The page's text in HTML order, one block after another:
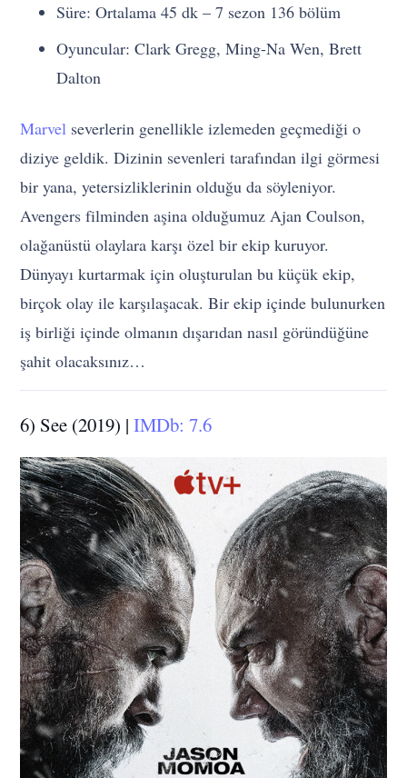
Süre: Ortalama 45 dk – 7 sezon 136 bölüm
Oyuncular: Clark Gregg, Ming-Na Wen, Brett
Dalton
Marvel severlerin genellikle izlemeden geçmediği o
diziye geldik. Dizinin sevenleri tarafından ilgi görmesi
bir yana, yetersizliklerinin olduğu da söyleniyor.
Avengers filminden aşina olduğumuz Ajan Coulson,
olağanüstü olaylara karşı özel bir ekip kuruyor.
Dünyayı kurtarmak için oluşturulan bu küçük ekip,
birçok olay ile karşılaşacak. Bir ekip içinde bulunurken
iş birliği içinde olmanın dışarıdan nasıl göründüğüne
şahit olacaksınız…
6) See (2019) |IMDb: 7.6